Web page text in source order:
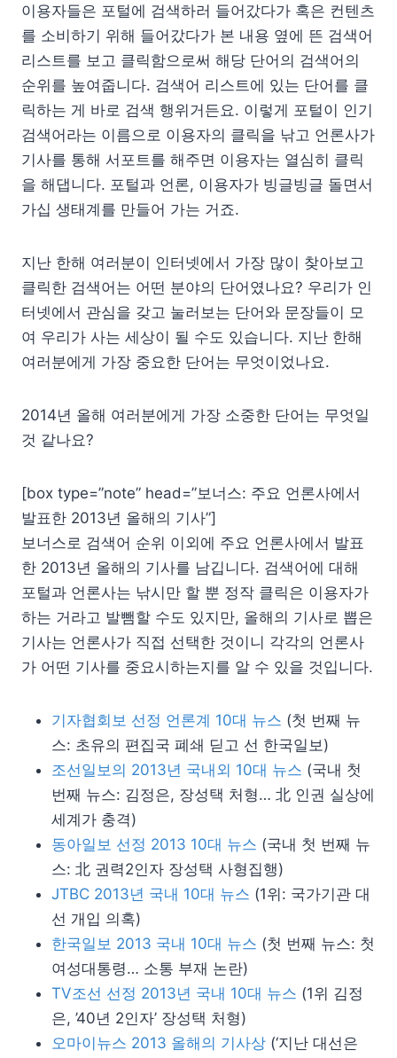
이용자들은 포털에 검색하러 들어갔다가 혹은 컨텐츠
를 소비하기 위해 들어갔다가 본 내용 옆에 뜬 검색어
리스트를 보고 클릭함으로써 해당 단어의 검색어의
순위를 높여줍니다. 검색어 리스트에 있는 단어를 클
릭하는 게 바로 검색 행위거든요. 이렇게 포털이 인기
검색어라는 이름으로 이용자의 클릭을 낚고 언론사가
기사를 통해 서포트를 해주면 이용자는 열심히 클릭
을 해댑니다. 포털과 언론, 이용자가 빙글빙글 돌면서
가십 생태계를 만들어 가는 거죠.
지난 한해 여러분이 인터넷에서 가장 많이 찾아보고
클릭한 검색어는 어떤 분야의 단어였나요? 우리가 인
터넷에서 관심을 갖고 눌러보는 단어와 문장들이 모
여 우리가 사는 세상이 될 수도 있습니다. 지난 한해
여러분에게 가장 중요한 단어는 무엇이었나요.
2014년 올해 여러분에게 가장 소중한 단어는 무엇일
것 같나요?
[box type=”note” head=”보너스: 주요 언론사에서
발표한 2013년 올해의 기사”]
보너스로 검색어 순위 이외에 주요 언론사에서 발표
한 2013년 올해의 기사를 남깁니다. 검색어에 대해
포털과 언론사는 낚시만 할 뿐 정작 클릭은 이용자가
하는 거라고 발뺌할 수도 있지만, 올해의 기사로 뽑은
기사는 언론사가 직접 선택한 것이니 각각의 언론사
가 어떤 기사를 중요시하는지를 알 수 있을 것입니다.
기자협회보 선정 언론계 10대 뉴스 (첫 번째 뉴
스: 초유의 편집국 폐쇄 딛고 선 한국일보)
조선일보의 2013년 국내외 10대 뉴스 (국내 첫
번째 뉴스: 김정은, 장성택 처형… 北 인권 실상에
세계가 충격)
동아일보 선정 2013 10대 뉴스 (국내 첫 번째 뉴
스: 北 권력2인자 장성택 사형집행)
JTBC 2013년 국내 10대 뉴스 (1위: 국가기관 대
선 개입 의혹)
한국일보 2013 국내 10대 뉴스 (첫 번째 뉴스: 첫
여성대통령… 소통 부재 논란)
TV조선 선정 2013년 국내 10대 뉴스 (1위 김정
은, ’40년 2인자’ 장성택 처형)
오마이뉴스 2013 올해의 기사상 (‘지난 대선은